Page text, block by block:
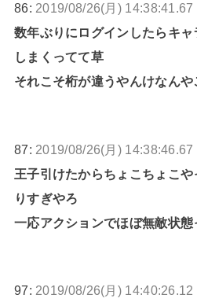
86: 2019/08/26(月) 14:38:41.67
数年ぶりにログインしたらキ
しまくってて草
それこそ桁が違うやんけなんや
87: 2019/08/26(月) 14:38:46.67
王子引けたからちょこちょこ
りすぎやろ
一応アクションでほぼ無敵状
97: 2019/08/26(月) 14:40:26.12